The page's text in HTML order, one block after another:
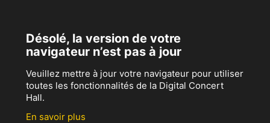
Désolé, la version de votre
navigateur n’est pas à jour
Veuillez mettre à jour votre navigateur pour utiliser
toutes les fonctionnalités de la Digital Concert
Hall.
En savoir plus